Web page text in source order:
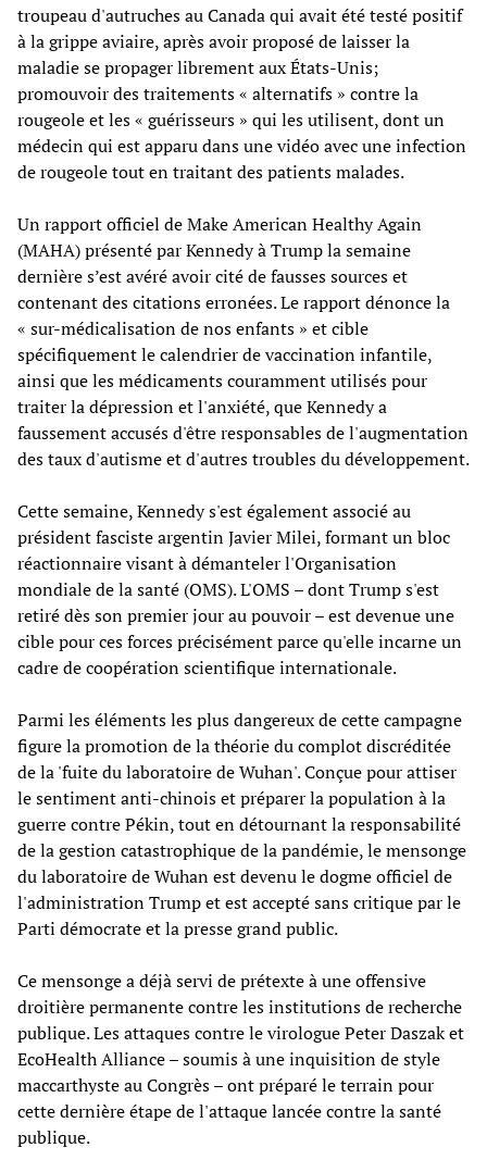
troupeau d'autruches au Canada qui avait été testé positif
à la grippe aviaire, après avoir proposé de laisser la
maladie se propager librement aux États-Unis;
promouvoir des traitements « alternatifs » contre la
rougeole et les « guérisseurs » qui les utilisent, dont un
médecin qui est apparu dans une vidéo avec une infection
de rougeole tout en traitant des patients malades.
Un rapport officiel de Make American Healthy Again
(MAHA) présenté par Kennedy à Trump la semaine
dernière s’est avéré avoir cité de fausses sources et
contenant des citations erronées. Le rapport dénonce la
« sur-médicalisation de nos enfants » et cible
spécifiquement le calendrier de vaccination infantile,
ainsi que les médicaments couramment utilisés pour
traiter la dépression et l'anxiété, que Kennedy a
faussement accusés d'être responsables de l'augmentation
des taux d'autisme et d'autres troubles du développement.
Cette semaine, Kennedy s'est également associé au
président fasciste argentin Javier Milei, formant un bloc
réactionnaire visant à démanteler l'Organisation
mondiale de la santé (OMS). L'OMS – dont Trump s'est
retiré dès son premier jour au pouvoir – est devenue une
cible pour ces forces précisément parce qu'elle incarne un
cadre de coopération scientifique internationale.
Parmi les éléments les plus dangereux de cette campagne
figure la promotion de la théorie du complot discréditée
de la 'fuite du laboratoire de Wuhan'. Conçue pour attiser
le sentiment anti-chinois et préparer la population à la
guerre contre Pékin, tout en détournant la responsabilité
de la gestion catastrophique de la pandémie, le mensonge
du laboratoire de Wuhan est devenu le dogme officiel de
l'administration Trump et est accepté sans critique par le
Parti démocrate et la presse grand public.
Ce mensonge a déjà servi de prétexte à une offensive
droitière permanente contre les institutions de recherche
publique. Les attaques contre le virologue Peter Daszak et
EcoHealth Alliance – soumis à une inquisition de style
maccarthyste au Congrès – ont préparé le terrain pour
cette dernière étape de l'attaque lancée contre la santé
publique.